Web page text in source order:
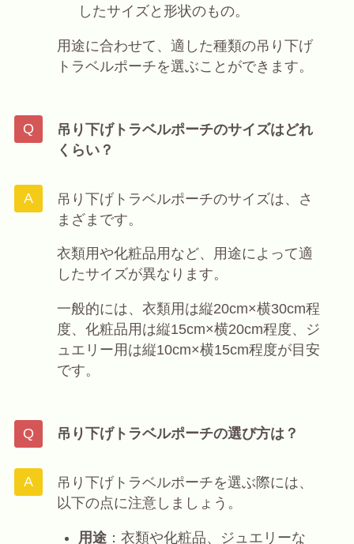
したサイズと形状のもの。
用途に合わせて、適した種類の吊り下げ
トラベルポーチを選ぶことができます。
吊り下げトラベルポーチのサイズはどれ
くらい？
吊り下げトラベルポーチのサイズは、さ
まざまです。
衣類用や化粧品用など、用途によって適
したサイズが異なります。
一般的には、衣類用は縦20cm×横30cm程
度、化粧品用は縦15cm×横20cm程度、ジ
ュエリー用は縦10cm×横15cm程度が目安
です。
吊り下げトラベルポーチの選び方は？
吊り下げトラベルポーチを選ぶ際には、
以下の点に注意しましょう。
用途：衣類や化粧品、ジュエリーな